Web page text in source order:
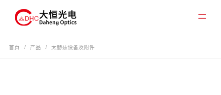
首页 / 产品 / 太赫兹设备及附件